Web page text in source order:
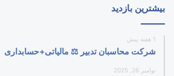
بیشترین بازدید
1 هفته پیش
شرکت محاسبان تدبیر ⚖️ مالیاتی+حسابداری
نوامبر 26, 2025